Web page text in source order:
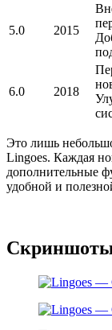
5.0 2015
6.0 2018
Это лишь
Lingoes. Каждая
дополнительные
удобной и
Скриншоты